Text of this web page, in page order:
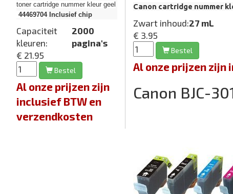
toner cartridge nummer kleur geel
44469704Inclusief chip
Capaciteit
kleuren:
2000
pagina's
€ 21.95
Bestel
Al onze prijzen zijn
inclusief BTW en
verzendkosten
Canon cartridge nummer
Zwart inhoud:27 mL
€ 3.95
Bestel
Al onze prijzen zijn
Canon BJC-